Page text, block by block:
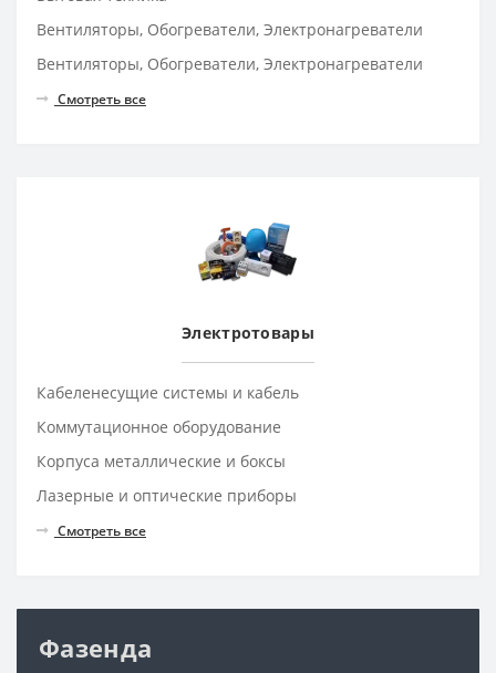
Вентиляторы, Обогреватели, Электронагреватели
Вентиляторы, Обогреватели, Электронагреватели
Смотреть все
Электротовары
Кабеленесущие системы и кабель
Коммутационное оборудование
Корпуса металлические и боксы
Лазерные и оптические приборы
Смотреть все
Фазенда